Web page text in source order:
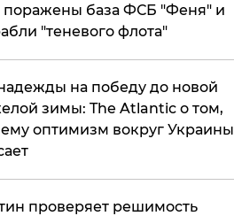
база ФСБ "Феня" и
"теневого флота"
на победу до новой
зимы: The Atlantic о том,
оптимизм вокруг Украины
проверяет решимость